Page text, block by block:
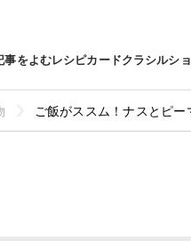
事をよむレシピカードクラシルシ
ご飯がススム！ナスとピ